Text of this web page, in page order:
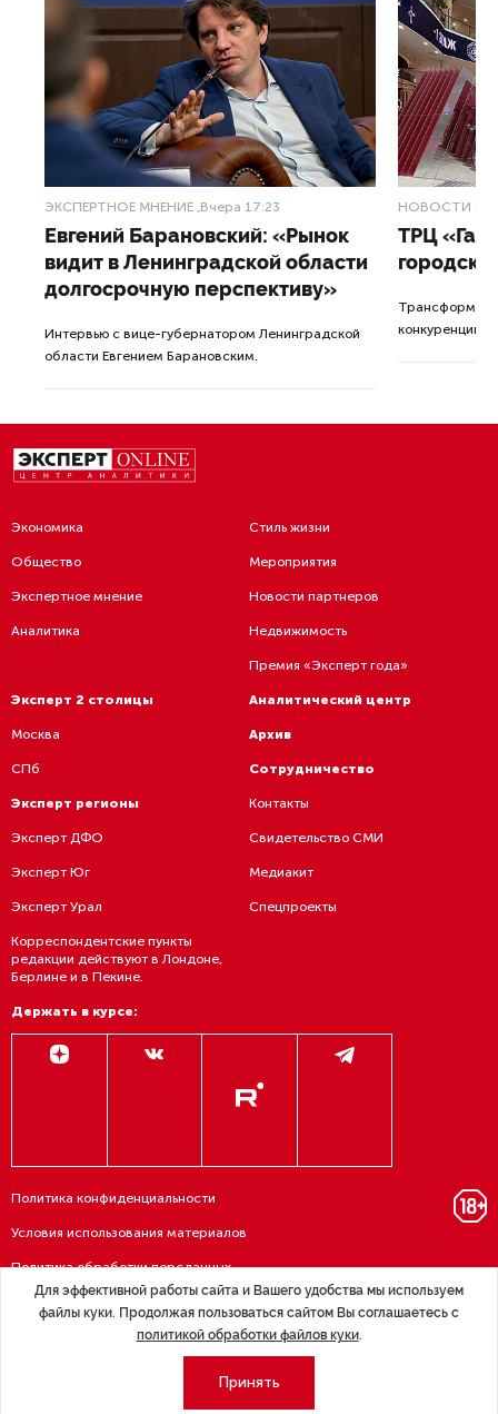
ЭКСПЕРТНОЕ МНЕНИЕ ,Вчера 17:23
Евгений Барановский: «Рынок
видит в Ленинградской области
долгосрочную перспективу»
Интервью с вице-губернатором Ленинградской
области Евгением Барановским.
НОВОСТИ
ТРЦ
конкуренции
Экономика
Общество
Экспертное мнение
Аналитика
Стиль жизни
Мероприятия
Новости партнеров
Недвижимость
Премия «Эксперт года»
Эксперт 2 столицы
Москва
СПб
Эксперт регионы
Эксперт ДФО
Эксперт Юг
Эксперт Урал
Корреспондентские пункты
редакции действуют в Лондоне,
Берлине и в Пекине.
Аналитический центр
Архив
Сотрудничество
Контакты
Свидетельство СМИ
Медиакит
Спецпроекты
Держать в курсе:
Политика конфиденциальности
Условия использования материалов
Политика обработки персданных
Договор — публичная оферта
© 1995—2026 Группа «Эксперт» — Северо-Запад
Для эффективной работы сайта и Вашего удобства мы используем
файлы куки. Продолжая пользоваться сайтом Вы соглашаетесь с
политикой обработки файлов куки.
Принять